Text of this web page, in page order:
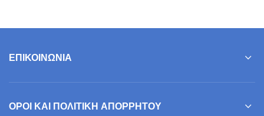
ΕΠΙΚΟΙΝΩΝΊΑ
ΌΡΟΙ ΚΑΙ ΠΟΛΙΤΙΚΉ ΑΠΟΡΡΉΤΟΥ